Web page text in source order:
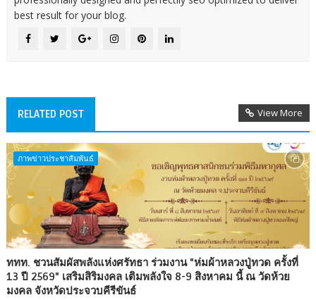
best result for your blog.
RELATED POST View More
ภาพข่าวประชาสัมพันธ์
ททท. ชวนสัมผัสพลังแห่งศรัทธา ร่วมงาน "ห่มผ้าหลวงปู่ทวด ครั้งที่
13 ปี 2569" เสริมสิริมงคล เติมพลังใจ 8-9 สิงหาคม นี้ ณ วัดห้วย
มงคล จังหวัดประจวบคีรีขันธ์